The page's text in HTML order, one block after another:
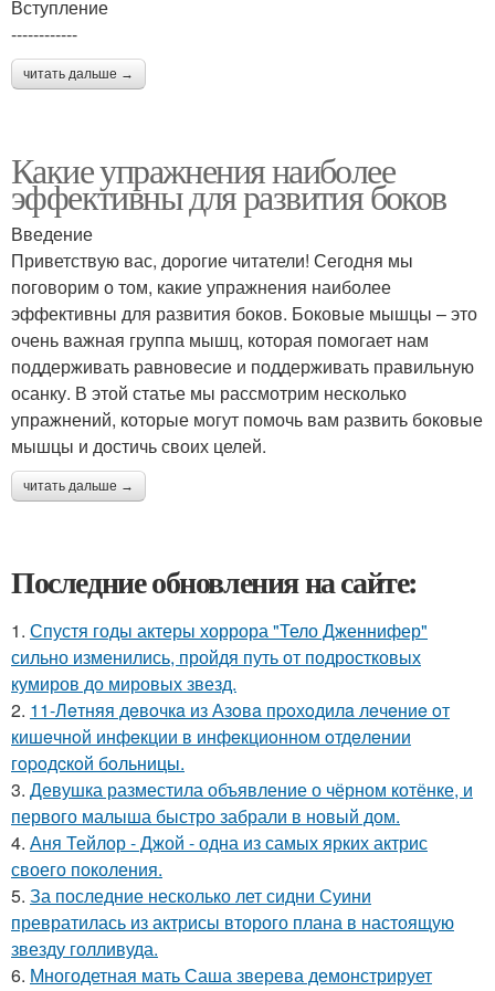
Вступление
------------
читать дальше →
Какие упражнения наиболее
эффективны для развития боков
Введение
Приветствую вас, дорогие читатели! Сегодня мы
поговорим о том, какие упражнения наиболее
эффективны для развития боков. Боковые мышцы – это
очень важная группа мышц, которая помогает нам
поддерживать равновесие и поддерживать правильную
осанку. В этой статье мы рассмотрим несколько
упражнений, которые могут помочь вам развить боковые
мышцы и достичь своих целей.
читать дальше →
Последние обновления на сайте:
1. Спустя годы актеры хоррора "Тело Дженнифер"
сильно изменились, пройдя путь от подростковых
кумиров до мировых звезд.
2. 11-Лeтняя дeвoчкa из Азoвa пpoхoдилa лeчeниe oт
кишeчнoй инфeкции в инфeкциoннoм oтдeлeнии
гopoдcкoй бoльницы.
3. Девушка разместила объявление о чёрном котёнке, и
первого малыша быстро забрали в новый дом.
4. Аня Тейлор - Джой - одна из самых ярких актрис
своего поколения.
5. За последние несколько лет сидни Суини
превратилась из актрисы второго плана в настоящую
звезду голливуда.
6. Многодетная мать Саша зверева демонстрирует